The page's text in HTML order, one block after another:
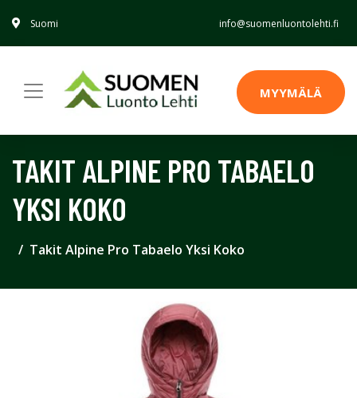
Suomi info@suomenluontolehti.fi
MYYMÄLÄ
TAKIT ALPINE PRO TABAELO
YKSI KOKO
Takit Alpine Pro Tabaelo Yksi Koko